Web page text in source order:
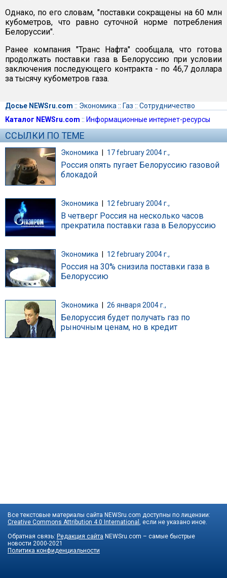
Однако, по его словам, "поставки сокращены на 60 млн
кубометров, что равно суточной норме потребления
Белоруссии".
Ранее компания "Транс Нафта" сообщала, что готова
продолжать поставки газа в Белоруссию при условии
заключения последующего контракта - по 46,7 доллара
за тысячу кубометров газа.
Досье NEWSru.com :: Экономика :: Газ :: Сотрудничество
Каталог NEWSru.com :: Информационные интернет-ресурсы
ССЫЛКИ ПО ТЕМЕ
Экономика | 17 february 2004 г.,
Россия опять пугает Белоруссию газовой
блокадой
Экономика 12 february 2004 г.,
В четверг Россия на несколько часов
прекратила поставки газа в Белоруссию
Экономика 12 february 2004 г.,
Россия на 30% снизила поставки газа в
Белоруссию
Экономика 26 января 2004 г.,
Белоруссия будет получать газ по
рыночным ценам, но в кредит
Все текстовые материалы сайта NEWSru.com доступны по лицензии:
Creative Commons Attribution 4.0 International
, если не указано иное.
Обратная связь: Редакция сайта NEWSru.com – самые быстрые
новости 2000-2021
Политика конфиденциальности